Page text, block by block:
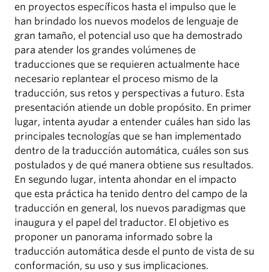
en proyectos específicos hasta el impulso que le
han brindado los nuevos modelos de lenguaje de
gran tamaño, el potencial uso que ha demostrado
para atender los grandes volúmenes de
traducciones que se requieren actualmente hace
necesario replantear el proceso mismo de la
traducción, sus retos y perspectivas a futuro. Esta
presentación atiende un doble propósito. En primer
lugar, intenta ayudar a entender cuáles han sido las
principales tecnologías que se han implementado
dentro de la traducción automática, cuáles son sus
postulados y de qué manera obtiene sus resultados.
En segundo lugar, intenta ahondar en el impacto
que esta práctica ha tenido dentro del campo de la
traducción en general, los nuevos paradigmas que
inaugura y el papel del traductor. El objetivo es
proponer un panorama informado sobre la
traducción automática desde el punto de vista de su
conformación, su uso y sus implicaciones.